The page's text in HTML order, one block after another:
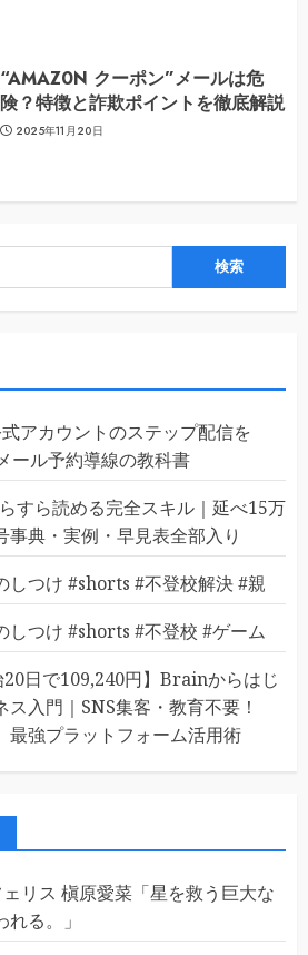
“AMAZ0N クーポン”メールは危
険？特徴と詐欺ポイントを徹底解説
2025年11月20日
アカウントのステップ配信を
ール予約導線の教科書
ら読める完全スキル｜延べ15万
事典・実例・早見表全部入り
しつけ #shorts #不登校解決 #親
しつけ #shorts #不登校 #ゲーム
日で109,240円】Brainからはじ
入門｜SNS集客・教育不要！
最強プラットフォーム活用術
リス 槇原愛菜「星を救う巨大な
る。」